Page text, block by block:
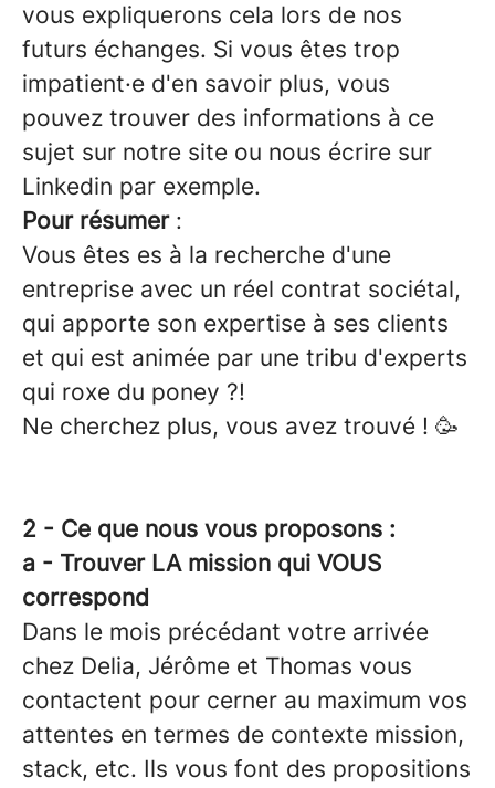
vous expliquerons cela lors de nos
futurs échanges. Si vous êtes trop
impatient·e d'en savoir plus, vous
pouvez trouver des informations à ce
sujet sur notre site ou nous écrire sur
Linkedin par exemple.
Pour résumer:
Vous êtes es à la recherche d'une
entreprise avec un réel contrat sociétal,
qui apporte son expertise à ses clients
et qui est animée par une tribu d'experts
qui roxe du poney ?!
Ne cherchez plus, vous avez trouvé ! 🥳
2 - Ce que nous vous proposons :
a - Trouver LA mission qui VOUS
correspond
Dans le mois précédant votre arrivée
chez Delia, Jérôme et Thomas vous
contactent pour cerner au maximum vos
attentes en termes de contexte mission,
stack, etc. Ils vous font des propositions